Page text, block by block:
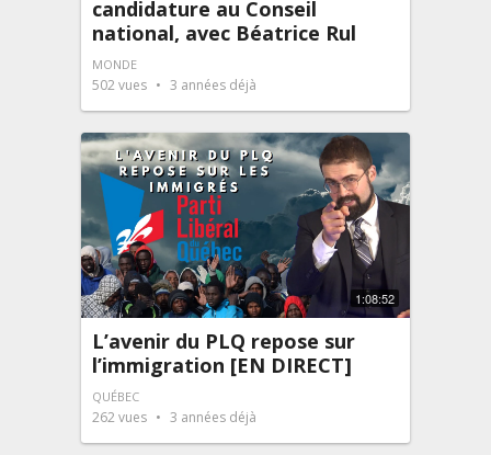
candidature au Conseil
national, avec Béatrice Rul
MONDE
502vues 3 années déjà
1:08:52
L’avenir du PLQ repose sur
l’immigration [EN DIRECT]
QUÉBEC
262vues 3 années déjà